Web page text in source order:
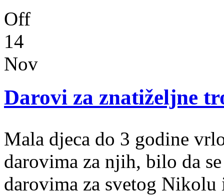
Off
14
Nov
Darovi za znatiželjne
Mala djeca do 3 godine
darovima za njih, bilo da
darovima za svetog